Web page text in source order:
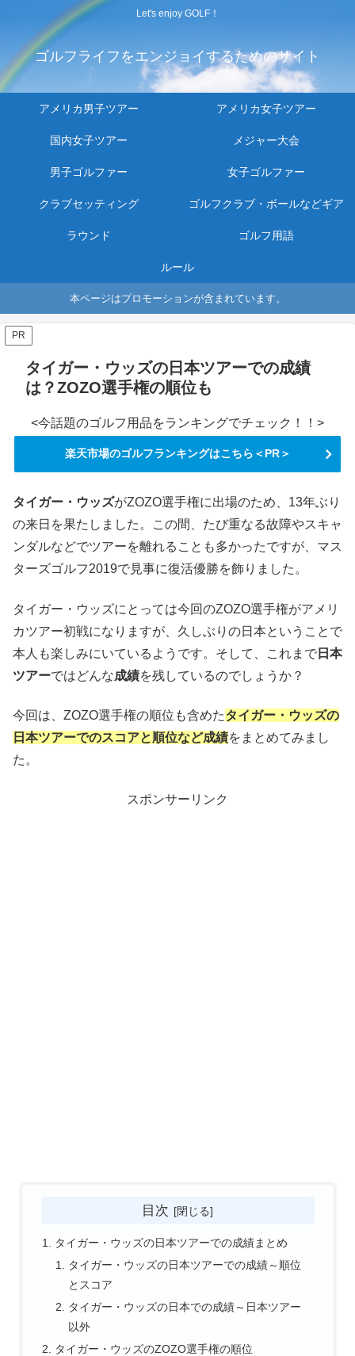
Let's enjoy GOLF！
ゴルフライフをエンジョイするためのサイト
アメリカ男子ツアー アメリカ女子ツアー
国内女子ツアー メジャー大会
男子ゴルファー 女子ゴルファー
クラブセッティング ゴルフクラブ・ボールなどギア
ラウンド ゴルフ用語
ルール
本ページはプロモーションが含まれています。
PR
タイガー・ウッズの日本ツアーでの成績
は？ZOZO選手権の順位も
<今話題のゴルフ用品をランキングでチェック！！>
楽天市場のゴルフランキングはこちら＜PR＞
タイガー・ウッズがZOZO選手権に出場のため、13年ぶり
の来日を果たしました。この間、たび重なる故障やスキャ
ンダルなどでツアーを離れることも多かったですが、マス
ターズゴルフ2019で見事に復活優勝を飾りました。
タイガー・ウッズにとっては今回のZOZO選手権がアメリ
カツアー初戦になりますが、久しぶりの日本ということで
本人も楽しみにいているようです。そして、これまで 日本
ツアーではどんな成績を残しているのでしょうか？
今回は、ZOZO選手権の順位も含めたタイガー・ウッズの
日本ツアーでのスコアと順位など成績をまとめてみまし
た。
スポンサーリンク
目次
タイガー・ウッズの日本ツアーでの成績まとめ
タイガー・ウッズの日本ツアーでの成績～順位
とスコア
タイガー・ウッズの日本での成績～日本ツアー
以外
タイガー・ウッズのZOZO選手権の順位